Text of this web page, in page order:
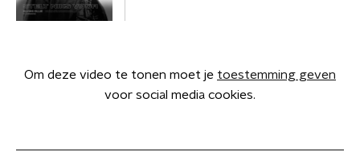
Om deze video te tonen moet je toestemming geven
voor social media cookies.